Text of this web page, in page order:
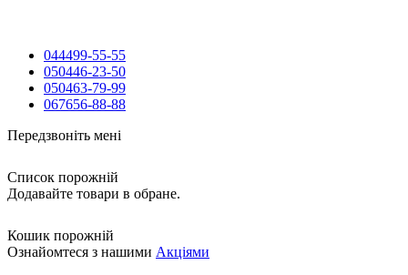
044499-55-55
050446-23-50
050463-79-99
067656-88-88
Передзвоніть мені
Список порожній
Додавайте товари в обране.
Кошик порожній
Ознайомтеся з нашими Акціями